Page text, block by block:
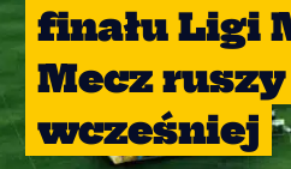
finału Ligi
Mecz
wcześniej